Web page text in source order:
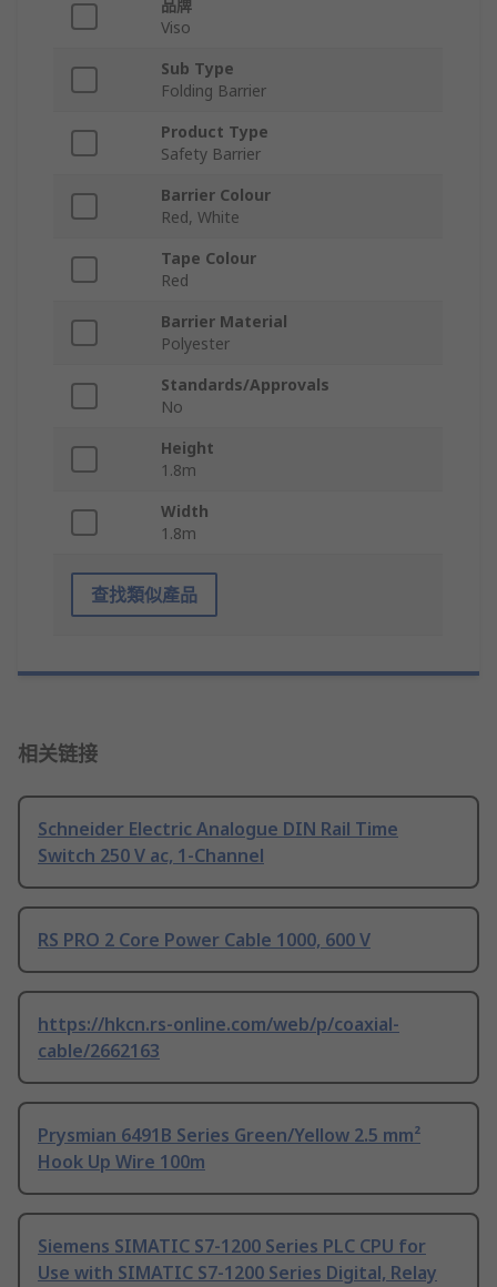
品牌
Viso
Sub Type
Folding Barrier
Product Type
Safety Barrier
Barrier Colour
Red, White
Tape Colour
Red
Barrier Material
Polyester
Standards/Approvals
No
Height
1.8m
Width
1.8m
查找類似產品
相关链接
Schneider Electric Analogue DIN Rail Time
Switch 250 V ac, 1-Channel
RS PRO 2 Core Power Cable 1000, 600 V
https://hkcn.rs-online.com/web/p/coaxial-
cable/2662163
Prysmian 6491B Series Green/Yellow 2.5 mm²
Hook Up Wire 100m
Siemens SIMATIC S7-1200 Series PLC CPU for
Use with SIMATIC S7-1200 Series Digital, Relay